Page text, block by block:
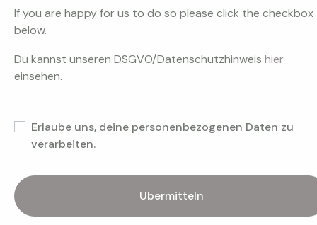
If you are happy for us to do so please click the checkbox
below.
Du kannst unseren DSGVO/Datenschutzhinweis hier
einsehen.
Erlaube uns, deine personenbezogenen Daten zu
verarbeiten.
Übermitteln